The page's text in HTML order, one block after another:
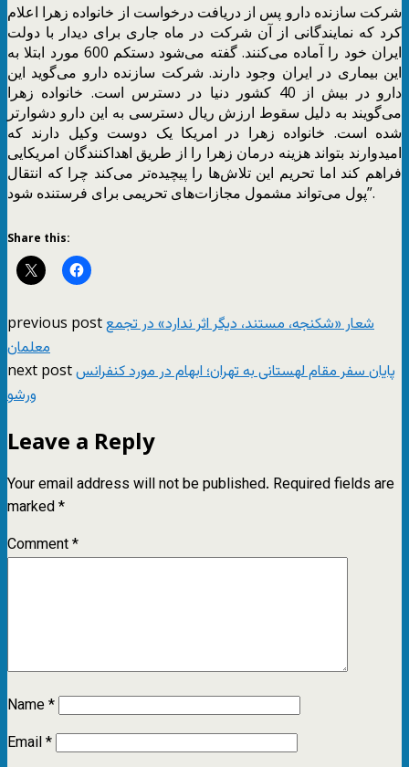
شرکت سازنده دارو پس از دریافت درخواست از خانواده زهرا اعلام
کرد که نمایندگانی از آن شرکت در ماه جاری برای دیدار با دولت
ایران خود را آماده می‌کنند. گفته می‌شود دستکم 600 مورد ابتلا به
این بیماری در ایران وجود دارند. شرکت سازنده دارو می‌گوید این
دارو در بیش از 40 کشور دنیا در دسترس است. خانواده زهرا
می‌گویند به دلیل سقوط ارزش ریال دسترسی به این دارو دشوارتر
شده است. خانواده زهرا در امریکا یک دوست وکیل دارند که
امیدوارند بتواند هزینه درمان زهرا را از طریق اهداکنندگان امریکایی
فراهم کند اما تحریم این تلاش‌ها را پیچیده‌تر می‌کند چرا که انتقال
پول می‌تواند مشمول مجازات‌های تحریمی برای فرستنده شود”.
Share this:
previous postشعار «شکنجه، مستند، دیگر اثر ندارد» در تجمع
معلمان
next postپایان سفر مقام لهستانی به تهران؛ ابهام در مورد کنفرانس
ورشو
Leave a Reply
Your email address will not be published. Required fields are
marked*
Comment*
Name*
Email*